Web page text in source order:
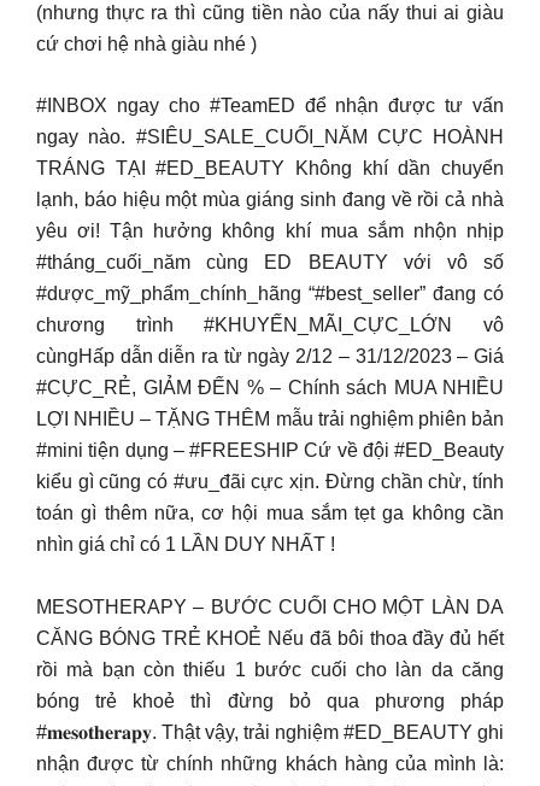
(nhưng thực ra thì cũng tiền nào của nấy thui ai giàu
cứ chơi hệ nhà giàu nhé )
#INBOX ngay cho #TeamED để nhận được tư vấn
ngay nào. #SIÊU_SALE_CUỐI_NĂM CỰC HOÀNH
TRÁNG TẠI #ED_BEAUTY Không khí dần chuyển
lạnh, báo hiệu một mùa giáng sinh đang về rồi cả nhà
yêu ơi! Tận hưởng không khí mua sắm nhộn nhịp
#tháng_cuối_năm cùng ED BEAUTY với vô số
#dược_mỹ_phẩm_chính_hãng “#best_seller” đang có
chương trình #KHUYẾN_MÃI_CỰC_LỚN vô
cùngHấp dẫn diễn ra từ ngày 2/12 – 31/12/2023 – Giá
#CỰC_RẺ, GIẢM ĐẾN % – Chính sách MUA NHIỀU
LỢI NHIỀU – TẶNG THÊM mẫu trải nghiệm phiên bản
#mini tiện dụng – #FREESHIP Cứ về đội #ED_Beauty
kiểu gì cũng có #ưu_đãi cực xịn. Đừng chần chừ, tính
toán gì thêm nữa, cơ hội mua sắm tẹt ga không cần
nhìn giá chỉ có 1 LẦN DUY NHẤT !
MESOTHERAPY – BƯỚC CUỐI CHO MỘT LÀN DA
CĂNG BÓNG TRẺ KHOẺ Nếu đã bôi thoa đầy đủ hết
rồi mà bạn còn thiếu 1 bước cuối cho làn da căng
bóng trẻ khoẻ thì đừng bỏ qua phương pháp
#𝐦𝐞𝐬𝐨𝐭𝐡𝐞𝐫𝐚𝐩𝐲. Thật vậy, trải nghiệm #ED_BEAUTY ghi
nhận được từ chính những khách hàng của mình là: